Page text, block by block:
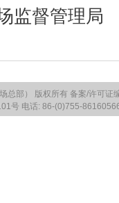
监督管理局
总部） 版权所有 备案/许可证
号 电话: 86-(0)755-